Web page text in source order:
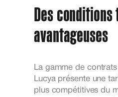
Des
avantageuses
La gamme de
Lucya présente une
plus compétitives du